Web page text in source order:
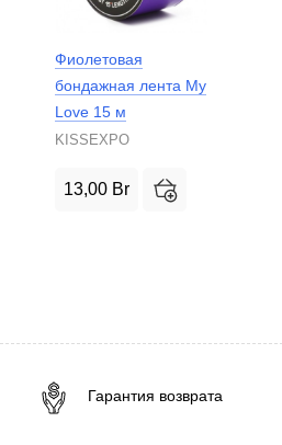
Фиолетовая
бондажная лента My
Love 15 м
KISSEXPO
13,00 Br
Гарантия возврата